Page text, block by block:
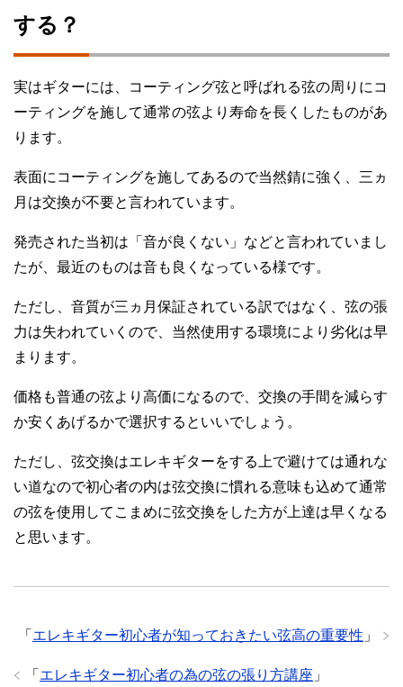
する？
実はギターには、コーティング弦と呼ばれる弦の周りにコ
ーティングを施して通常の弦より寿命を長くしたものがあ
ります。
表面にコーティングを施してあるので当然錆に強く、三ヵ
月は交換が不要と言われています。
発売された当初は「音が良くない」などと言われていまし
たが、最近のものは音も良くなっている様です。
ただし、音質が三ヵ月保証されている訳ではなく、弦の張
力は失われていくので、当然使用する環境により劣化は早
まります。
価格も普通の弦より高価になるので、交換の手間を減らす
か安くあげるかで選択するといいでしょう。
ただし、弦交換はエレキギターをする上で避けては通れな
い道なので初心者の内は弦交換に慣れる意味も込めて通常
の弦を使用してこまめに弦交換をした方が上達は早くなる
と思います。
「 エレキギター初心者が知っておきたい弦高の重要性 」
「 エレキギター初心者の為の弦の張り方講座 」